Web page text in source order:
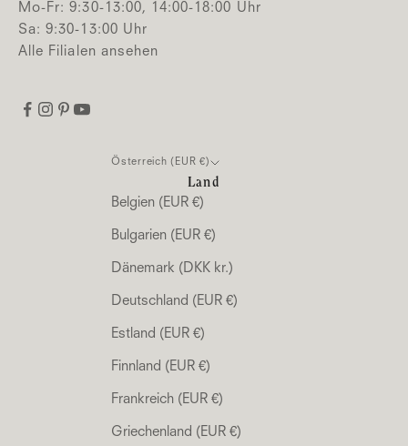
Mo-Fr: 9:30-13:00, 14:00-18:00 Uhr
Sa: 9:30-13:00 Uhr
Alle Filialen ansehen
Österreich (EUR €)
Land
Belgien (EUR €)
Bulgarien (EUR €)
Dänemark (DKK kr.)
Deutschland (EUR €)
Estland (EUR €)
Finnland (EUR €)
Frankreich (EUR €)
Griechenland (EUR €)